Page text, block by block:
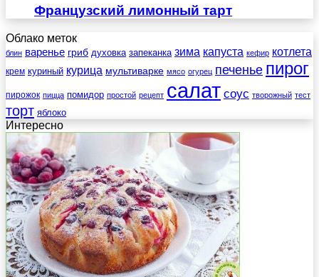
Французский лимонный тарт
Облако меток
блин варенье гриб духовка запеканка зима капуста кефир котлета
крем куриный курица мультиварке мясо огурец печенье пирог
пирожок пицца помидор простой рецепт салат соус творожный тест
торт яблоко
Интересно